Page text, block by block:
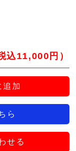
込11,000円）
追加
ら
せる